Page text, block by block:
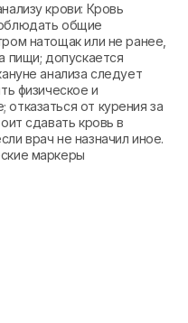
крови: Кровь
общие
натощак или не ранее,
пищи; допускается
анализа следует
физическое и
от курения за
сдавать кровь в
врач не назначил иное.
маркеры